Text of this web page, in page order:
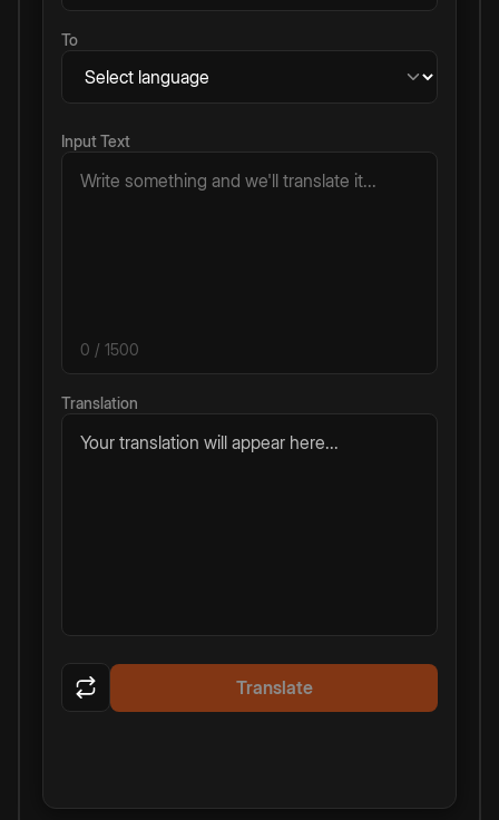
To
Input Text
0 / 1500
Translation
Your translation will appear here...
Translate